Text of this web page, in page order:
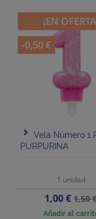
Vela Número 1
PURPURINA
1 unidad
Precio
1,00 €
base
1,50
Añadir al
¡EN
-0,50 €